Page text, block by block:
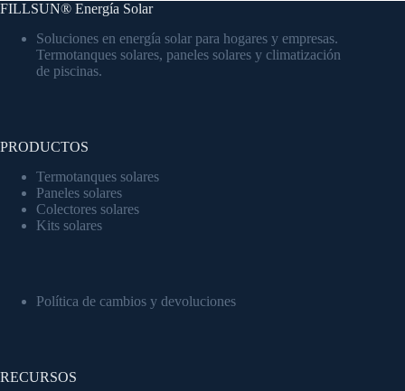
FILLSUN® Energía Solar
Soluciones en energía solar para hogares y empresas.
Termotanques solares, paneles solares y climatización
de piscinas.
PRODUCTOS
Termotanques solares
Paneles solares
Colectores solares
Kits solares
Política de cambios y devoluciones
RECURSOS